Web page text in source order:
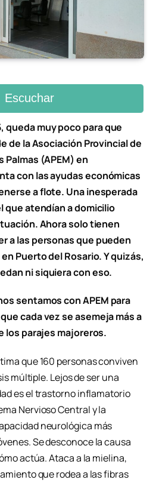
queda muy poco para que
de la Asociación Provincial de
Palmas (APEM) en
con las ayudas económicas
a flote. Una inesperada
que atendían a domicilio
Ahora solo tienen
a las personas que pueden
Puerto del Rosario. Y quizás,
ni siquiera con eso.
sentamos con APEM para
cada vez se asemeja más a
los parajes majoreros.
que 160 personas conviven
múltiple. Lejos de ser una
es el trastorno inflamatorio
Nervioso Central y la
neurológica más
Se desconoce la causa
actúa. Ataca a la mielina,
que rodea a las fibras